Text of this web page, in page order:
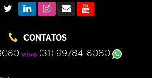
CONTATOS
(31) 99784-8080